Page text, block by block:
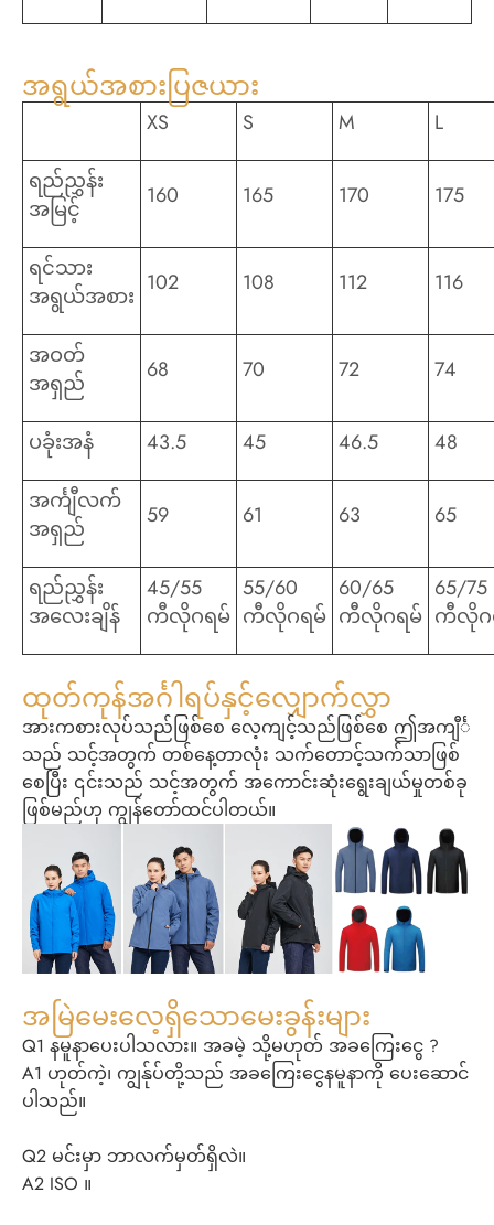
အရွယ်အစားပြဇယား
XS S M L
ရည်ညွှန်း
အမြင့်
160 165 170 175
ရင်သား
အရွယ်အစား 102 108 112 116
အဝတ်
အရှည်
68 70 72 74
ပခုံးအနံ 43.5 45 46.5 48
အင်္ကျီလက်
အရှည်
59 61 63 65
ရည်ညွှန်း
အလေးချိန်
45/55
ကီလိုဂရမ်
55/60
ကီလိုဂရမ်
60/65
ကီလိုဂရမ်
65/75
ကီလိုဂ
ထုတ်ကုန်အင်္ဂါရပ်နှင့်လျှောက်လွှာ
အားကစားလုပ်သည်ဖြစ်စေ လေ့ကျင့်သည်ဖြစ်စေ ဤအကျီင်္
သည် သင့်အတွက် တစ်နေ့တာလုံး သက်တောင့်သက်သာဖြစ်
စေပြီး ၎င်းသည် သင့်အတွက် အကောင်းဆုံးရွေးချယ်မှုတစ်ခု
ဖြစ်မည်ဟု ကျွန်တော်ထင်ပါတယ်။
အမြဲမေးလေ့ရှိသောမေးခွန်းများ
Q1 နမူနာပေးပါသလား။ အခမဲ့ သို့မဟုတ် အခကြေးငွေ ?
A1 ဟုတ်ကဲ့၊ ကျွန်ုပ်တို့သည် အခကြေးငွေနမူနာကို ပေးဆောင်
ပါသည်။
Q2 မင်းမှာ ဘာလက်မှတ်ရှိလဲ။
A2 ISO ။